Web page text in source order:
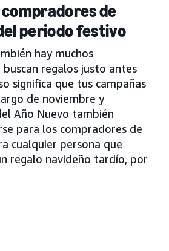
de
periodo festivo
hay muchos
regalos justo antes
significa que tus campañas
de noviembre y
Año Nuevo también
para los compradores de
cualquier persona que
regalo navideño tardío, por